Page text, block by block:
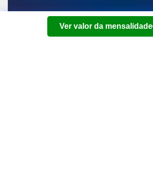
Ver valor da mensalidade